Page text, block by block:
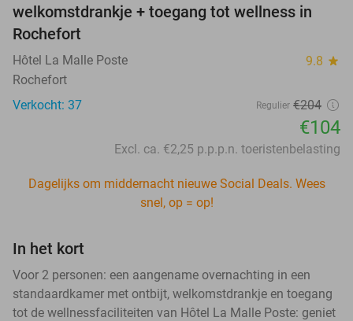
welkomstdrankje + toegang tot wellness in
Rochefort
Hôtel La Malle Poste 9.8 star
Rochefort
Verkocht: 37
Regulier €204
€104
Excl. ca. €2,25 p.p.p.n. toeristenbelasting
Dagelijks om middernacht nieuwe Social Deals. Wees
snel, op = op!
In het kort
Voor 2 personen: een aangename overnachting in een
standaardkamer met ontbijt, welkomstdrankje en toegang
tot de wellnessfaciliteiten van Hôtel La Malle Poste: geniet